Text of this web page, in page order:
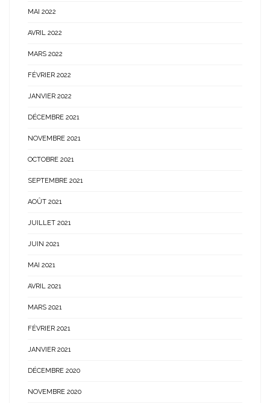
MAI 2022
AVRIL 2022
MARS 2022
FÉVRIER 2022
JANVIER 2022
DÉCEMBRE 2021
NOVEMBRE 2021
OCTOBRE 2021
SEPTEMBRE 2021
AOÛT 2021
JUILLET 2021
JUIN 2021
MAI 2021
AVRIL 2021
MARS 2021
FÉVRIER 2021
JANVIER 2021
DÉCEMBRE 2020
NOVEMBRE 2020